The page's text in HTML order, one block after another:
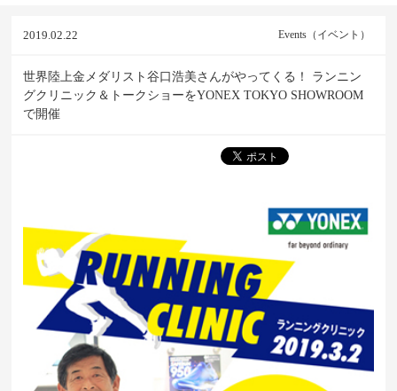
2019.02.22 Events（イベント）
世界陸上金メダリスト谷口浩美さんがやってくる！ ランニン
グクリニック＆トークショーをYONEX TOKYO SHOWROOM
で開催